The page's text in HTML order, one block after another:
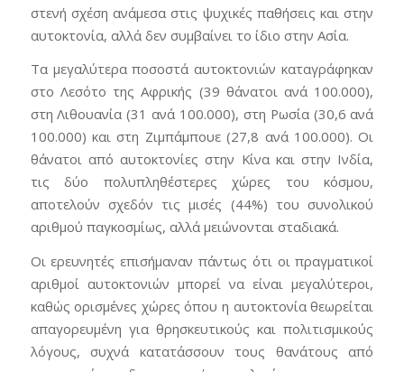
στενή σχέση ανάμεσα στις ψυχικές παθήσεις και στην
αυτοκτονία, αλλά δεν συμβαίνει το ίδιο στην Ασία.
Τα μεγαλύτερα ποσοστά αυτοκτονιών καταγράφηκαν
στο Λεσότο της Αφρικής (39 θάνατοι ανά 100.000),
στη Λιθουανία (31 ανά 100.000), στη Ρωσία (30,6 ανά
100.000) και στη Ζιμπάμπουε (27,8 ανά 100.000). Οι
θάνατοι από αυτοκτονίες στην Κίνα και στην Ινδία,
τις δύο πολυπληθέστερες χώρες του κόσμου,
αποτελούν σχεδόν τις μισές (44%) του συνολικού
αριθμού παγκοσμίως, αλλά μειώνονται σταδιακά.
Οι ερευνητές επισήμαναν πάντως ότι οι πραγματικοί
αριθμοί αυτοκτονιών μπορεί να είναι μεγαλύτεροι,
καθώς ορισμένες χώρες όπου η αυτοκτονία θεωρείται
απαγορευμένη για θρησκευτικούς και πολιτισμικούς
λόγους, συχνά κατατάσσουν τους θανάτους από